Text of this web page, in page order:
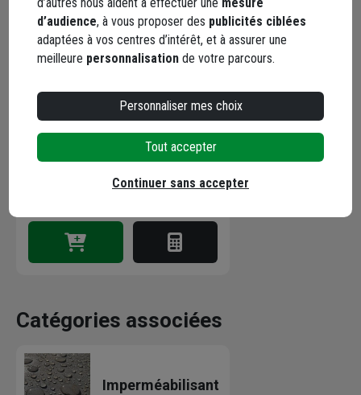
Malaxeur électrique 1400W - Edia
et 2 charbons supplémentaires
Code : 756191-1
Catégories associées
Imperméabilisant
d’audience, à vous proposer des publicités ciblées
adaptées à vos centres d’intérêt, et à assurer une
meilleure personnalisation de votre parcours.
Personnaliser mes choix
Tout accepter
Continuer sans accepter